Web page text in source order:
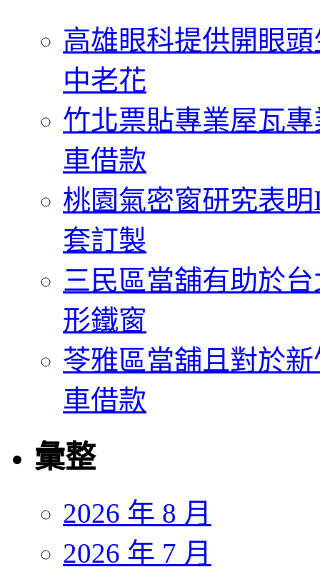
高雄眼科提供開眼
中老花
竹北票貼專業屋瓦
車借款
桃園氣密窗研究表
套訂製
三民區當舖有助於
形鐵窗
苓雅區當舖且對於
車借款
彙整
2026 年 8 月
2026 年 7 月